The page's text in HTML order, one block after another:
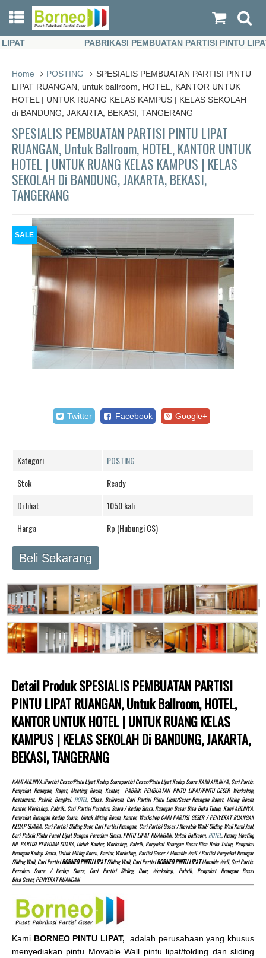
PABRIKASI PEMBUATAN PARTISI PINTU LIPAT
Home
POSTING
SPESIALIS PEMBUATAN PARTISI PINTU
LIPAT RUANGAN, untuk ballroom, HOTEL, KANTOR UNTUK
HOTEL | UNTUK RUANG KELAS KAMPUS | KELAS SEKOLAH
di BANDUNG, JAKARTA, BEKASI, TANGERANG
SPESIALIS PEMBUATAN PARTISI PINTU LIPAT
RUANGAN, Untuk Ballroom, HOTEL, KANTOR UNTUK
HOTEL | UNTUK RUANG KELAS KAMPUS | KELAS
SEKOLAH Di BANDUNG, JAKARTA, BEKASI,
TANGERANG
SALE
Twitter Facebook Google+
Kategori
POSTING
Stok
Ready
Di lihat
1050 kali
Harga
Rp (Hubungi CS)
Beli Sekarang
Detail Produk SPESIALIS PEMBUATAN PARTISI
PINTU LIPAT RUANGAN, Untuk Ballroom, HOTEL,
KANTOR UNTUK HOTEL | UNTUK RUANG KELAS
KAMPUS | KELAS SEKOLAH Di BANDUNG, JAKARTA,
BEKASI, TANGERANG
KAMI AHLINYA.!partisi Geser/pintu Lipat Kedap Suarapartisi Geser/pintu Lipat Kedap Suara KAMI AHLINYA, Cari Partisi
Penyekat Ruangan, Rapat, Meeting Room, Kantor, PABRIK PEMBUATAN PINTU LIPAT/PINTU GESER Workshop,
Restaurant, Pabrik, Bengkel, HOTEL, Class, Ballroom, Cari Partisi Pintu Lipat/Geser Ruangan Rapat, Miting Room,
Kantor, Workshop, Pabrik,, Cari Partisi Peredam Suara / Kedap Suara, Ruangan Besar Bisa Buka Tutup, Kami AHLINYA!
Penyekat Ruangan Kedap Suara, Untuk Miting Room, Kantor, Workshop CARI PARTISI GESER / PENYEKAT RUANGAN
KEDAP SUARA. Cari Partisi Sliding Door, Cari Partisi Ruangan, Cari Partisi Geser / Movable Wall/ Sliding Wall Kami Jual,
Cari Pabrik Pintu Panel Lipat Dengan Peredam Suara, PINTU LIPAT RUANGAN, Untuk Ballroom, HOTEL, Ruang Meeting
Dll. PARTISI PEREDAM SUARA, Untuk Kantor, Workshop, Pabrik, Penyekat Ruangan Besar Bisa Buka Tutup, Penyekat
Ruangan Kedap Suara, Untuk Miting Room, Kantor, Workshop, Partisi Geser / Movable Wall / Partisi Penyekat Ruangan
Sliding Wall, Cari PartisiBORNEO PINTU LIPATSliding Wall, Cari PartisiBORNEO PINTU LIPATMovable Wall, Cari Partisi
Peredam Suara / Kedap Suara, Cari Partisi Sliding Door, Workshop, Pabrik, Penyekat Ruangan Besar
Bisa Geser, PENYEKAT RUANGAN
Kami BORNEO PINTU LIPAT, adalah perusahaan yang khusus
menyediakan pintu Movable Wall pintu lipat/folding dan sliding